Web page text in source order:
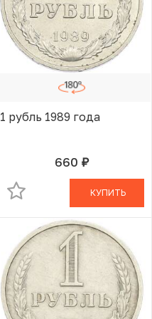
1 рубль 1989 года
660 руб.
В КОРЗИНЕ
КУПИТЬ